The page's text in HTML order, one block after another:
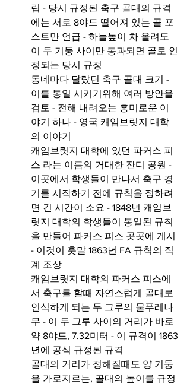
립 - 당시 규정된 축구 골대의 규격
에는 서로 8야드 떨어져 있는 골 포
스트만 언급 - 하늘높이 차 올려도
이 두 기둥 사이만 통과되면 골로 인
정되는 당시 규정
동네마다 달랐던 축구 골대 크기 -
이를 통일 시키기위해 여러 방안을
검토 - 전해 내려오는 흥미로운 이
야기 하나 - 영국 캐임브릿지 대학
의 이야기
캐임브릿지 대학에 있던 파커스 피
스 라는 이름의 거대한 잔디 공원 -
이곳에서 학생들이 만나서 축구 경
기를 시작하기 전에 규칙을 정하려
면 긴 시간이 소요 - 1848년 캐임브
릿지 대학의 학생들이 통일된 규칙
을 만들어 파커스 피스 곳곳에 게시
- 이것이 훗말 1863년 FA 규칙의 직
계 조상
캐임브릿지 대학의 파커스 피스에
서 축구를 할때 자연스럽게 골대로
인식하게 되는 두 그루의 물푸레나
무 - 이 두 그루 사이의 거리가 바로
약 8야드, 7.32미터 - 이 규격이 1863
년에 공식 규정된 규격
골대의 거리가 정해질때도 양 기둥
을 가로지르는, 골대의 높이를 규정